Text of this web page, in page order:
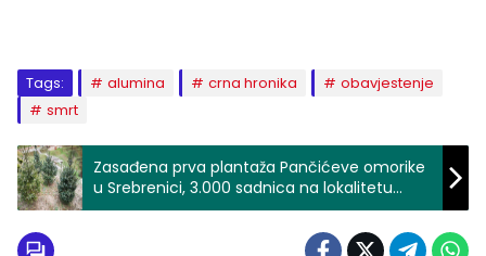
Tags: alumina crna hronika
obavjestenje
smrt
Zasađena prva plantaža Pančićeve omorike
u Srebrenici, 3.000 sadnica na lokalitetu
Karačići za očuvanje autohtone četinarske